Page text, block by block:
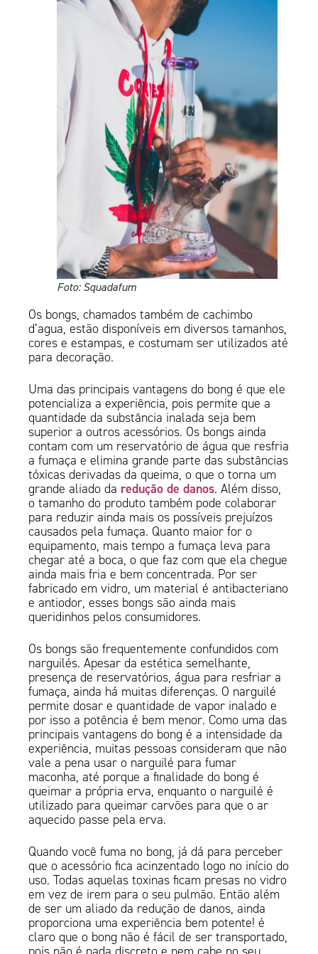
Foto: Squadafum
Os bongs, chamados também de cachimbo
d’agua, estão disponíveis em diversos tamanhos,
cores e estampas, e costumam ser utilizados até
para decoração.
Uma das principais vantagens do bong é que ele
potencializa a experiência, pois permite que a
quantidade da substância inalada seja bem
superior a outros acessórios. Os bongs ainda
contam com um reservatório de água que resfria
a fumaça e elimina grande parte das substâncias
tóxicas derivadas da queima, o que o torna um
grande aliado da redução de danos. Além disso,
o tamanho do produto também pode colaborar
para reduzir ainda mais os possíveis prejuízos
causados pela fumaça. Quanto maior for o
equipamento, mais tempo a fumaça leva para
chegar até a boca, o que faz com que ela chegue
ainda mais fria e bem concentrada. Por ser
fabricado em vidro, um material é antibacteriano
e antiodor, esses bongs são ainda mais
queridinhos pelos consumidores.
Os bongs são frequentemente confundidos com
narguilés. Apesar da estética semelhante,
presença de reservatórios, água para resfriar a
fumaça, ainda há muitas diferenças. O narguilé
permite dosar e quantidade de vapor inalado e
por isso a potência é bem menor. Como uma das
principais vantagens do bong é a intensidade da
experiência, muitas pessoas consideram que não
vale a pena usar o narguilé para fumar
maconha, até porque a finalidade do bong é
queimar a própria erva, enquanto o narguilé é
utilizado para queimar carvões para que o ar
aquecido passe pela erva.
Quando você fuma no bong, já dá para perceber
que o acessório fica acinzentado logo no início do
uso. Todas aquelas toxinas ficam presas no vidro
em vez de irem para o seu pulmão. Então além
de ser um aliado da redução de danos, ainda
proporciona uma experiência bem potente! é
claro que o bong não é fácil de ser transportado,